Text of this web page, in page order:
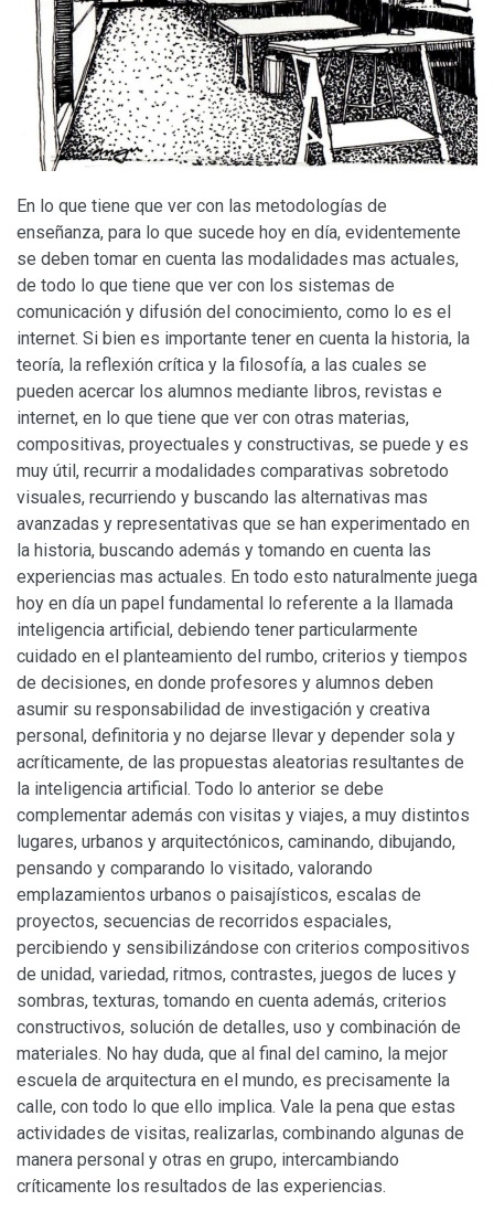
En lo que tiene que ver con las metodologías de
enseñanza, para lo que sucede hoy en día, evidentemente
se deben tomar en cuenta las modalidades mas actuales,
de todo lo que tiene que ver con los sistemas de
comunicación y difusión del conocimiento, como lo es el
internet. Si bien es importante tener en cuenta la historia, la
teoría, la reflexión crítica y la filosofía, a las cuales se
pueden acercar los alumnos mediante libros, revistas e
internet, en lo que tiene que ver con otras materias,
compositivas, proyectuales y constructivas, se puede y es
muy útil, recurrir a modalidades comparativas sobretodo
visuales, recurriendo y buscando las alternativas mas
avanzadas y representativas que se han experimentado en
la historia, buscando además y tomando en cuenta las
experiencias mas actuales. En todo esto naturalmente juega
hoy en día un papel fundamental lo referente a la llamada
inteligencia artificial, debiendo tener particularmente
cuidado en el planteamiento del rumbo, criterios y tiempos
de decisiones, en donde profesores y alumnos deben
asumir su responsabilidad de investigación y creativa
personal, definitoria y no dejarse llevar y depender sola y
acríticamente, de las propuestas aleatorias resultantes de
la inteligencia artificial. Todo lo anterior se debe
complementar además con visitas y viajes, a muy distintos
lugares, urbanos y arquitectónicos, caminando, dibujando,
pensando y comparando lo visitado, valorando
emplazamientos urbanos o paisajísticos, escalas de
proyectos, secuencias de recorridos espaciales,
percibiendo y sensibilizándose con criterios compositivos
de unidad, variedad, ritmos, contrastes, juegos de luces y
sombras, texturas, tomando en cuenta además, criterios
constructivos, solución de detalles, uso y combinación de
materiales. No hay duda, que al final del camino, la mejor
escuela de arquitectura en el mundo, es precisamente la
calle, con todo lo que ello implica. Vale la pena que estas
actividades de visitas, realizarlas, combinando algunas de
manera personal y otras en grupo, intercambiando
críticamente los resultados de las experiencias.